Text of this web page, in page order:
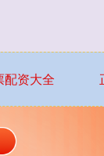
配资大全